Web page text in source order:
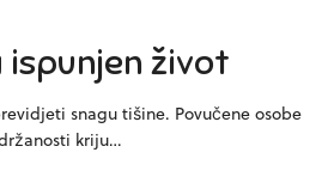
život
snagu tišine. Povučene osobe
kriju…